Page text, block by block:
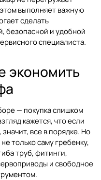
выполняет важную
сделать
безопасной и удобной
специалиста.
экономить
— покупка слишком
кажется, что если
все в порядке. Но
только саму гребенку,
труб, фитинги,
и свободное